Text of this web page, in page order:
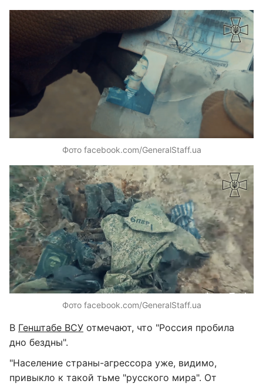
Фото facebook.com/GeneralStaff.ua
Фото facebook.com/GeneralStaff.ua
В Генштабе ВСУ отмечают, что "Россия пробила
дно бездны".
"Население страны-агрессора уже, видимо,
привыкло к такой тьме "русского мира". От